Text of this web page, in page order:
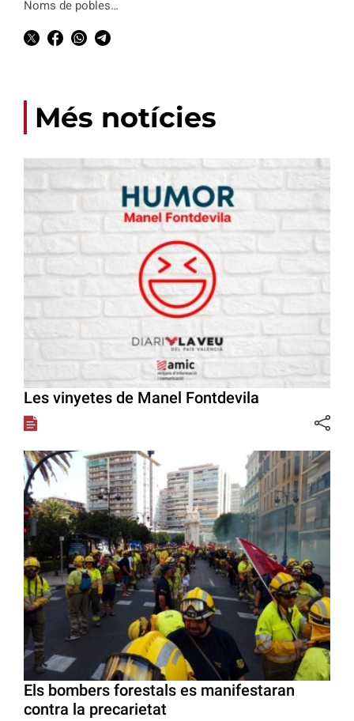
Noms de pobles…
Més notícies
Les vinyetes de Manel Fontdevila
Els bombers forestals es manifestaran
contra la precarietat